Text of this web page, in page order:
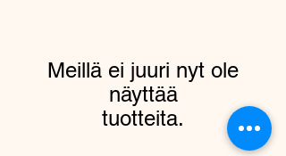
Meillä ei juuri nyt ole
näyttää
tuotteita.